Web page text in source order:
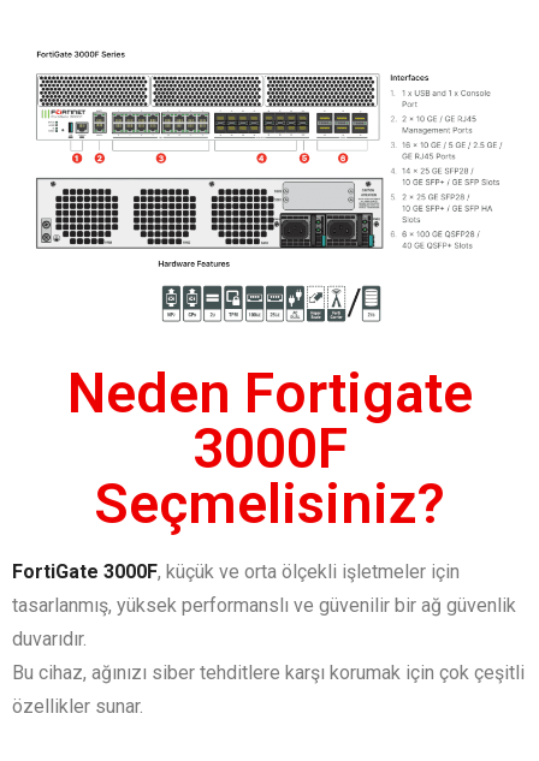
Neden Fortigate
3000F
Seçmelisiniz?
FortiGate 3000F, küçük ve orta ölçekli işletmeler için
tasarlanmış, yüksek performanslı ve güvenilir bir ağ güvenlik
duvarıdır.
Bu cihaz, ağınızı siber tehditlere karşı korumak için çok çeşitli
özellikler sunar.